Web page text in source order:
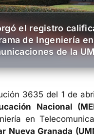
el registro
de Ingeniería en
de la
3635 del 1 de
Nacional
en
Nueva Granada